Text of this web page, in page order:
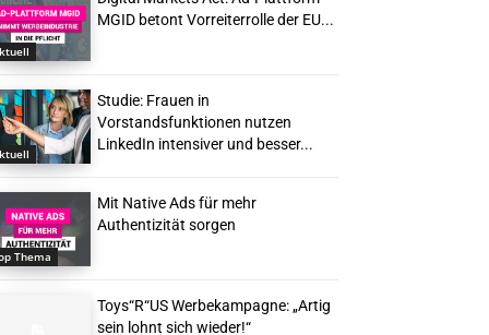
MGID betont Vorreiterrolle der EU...
Studie: Frauen in
Vorstandsfunktionen nutzen
LinkedIn intensiver und besser...
Thema
Mit Native Ads für mehr
Authentizität sorgen
Toys“R“US Werbekampagne: „Artig
sein lohnt sich wieder!“